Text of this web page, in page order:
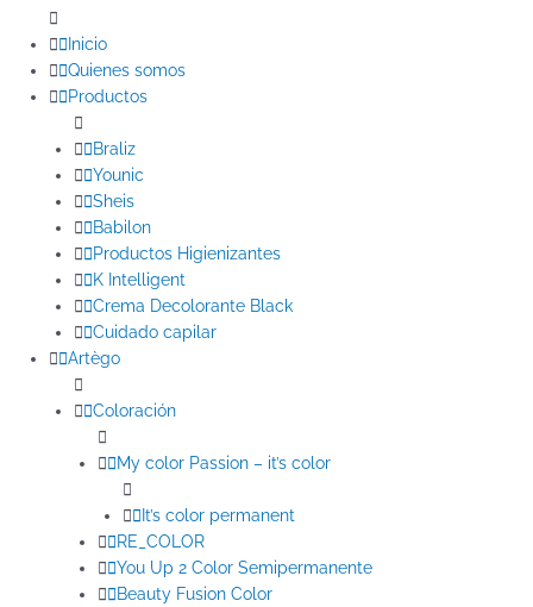
Inicio
Quienes somos
Productos
Braliz
Younic
Sheis
Babilon
Productos Higienizantes
K Intelligent
Crema Decolorante Black
Cuidado capilar
Artègo
Coloración
My color Passion – it’s color
It’s color permanent
RE_COLOR
You Up 2 Color Semipermanente
Beauty Fusion Color